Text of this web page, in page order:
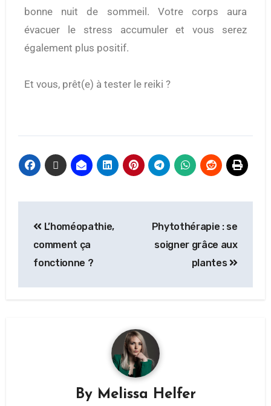
bonne nuit de sommeil. Votre corps aura
évacuer le stress accumuler et vous serez
également plus positif.
Et vous, prêt(e) à tester le reiki ?
L’homéopathie,
comment ça
fonctionne ?
Phytothérapie : se
soigner grâce aux
plantes
By Melissa Helfer